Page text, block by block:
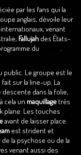
par les fans qui la
anglais, dévoile leur
venant
Fallujah des États-
du voyage.
public. Le groupe est le
sur la line-up. La
descente dans la folie,
cela un maquillage très
plane. Les touches
avant de laisser place
est strident et
la psychose ou de la
venant aussi des